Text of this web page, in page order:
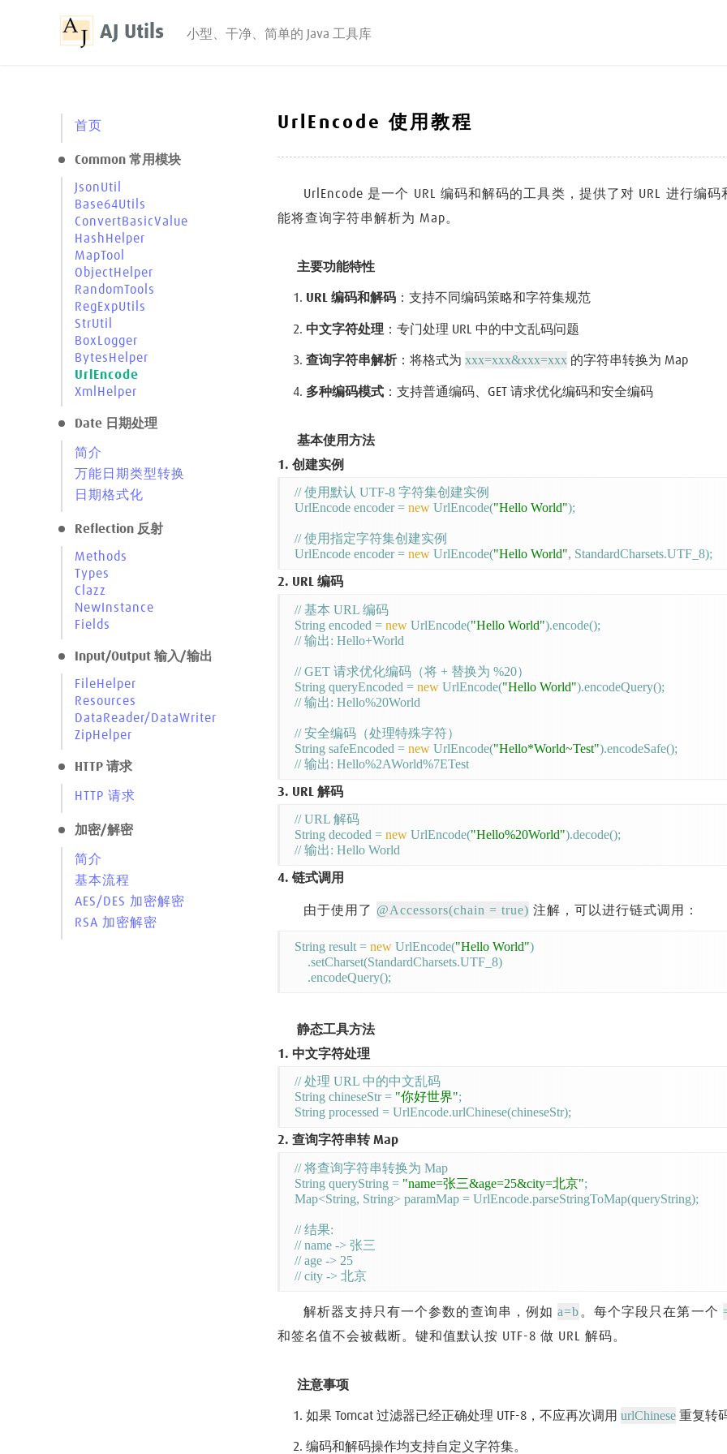
AJ Utils 小型、干净、简单的 Java 工具库
首页
Common 常用模块
JsonUtil
Base64Utils
ConvertBasicValue
HashHelper
MapTool
ObjectHelper
RandomTools
RegExpUtils
StrUtil
BoxLogger
BytesHelper
UrlEncode
XmlHelper
Date 日期处理
简介
万能日期类型转换
日期格式化
Reflection 反射
Methods
Types
Clazz
NewInstance
Fields
Input/Output 输入/输出
FileHelper
Resources
DataReader/DataWriter
ZipHelper
HTTP 请求
HTTP 请求
加密/解密
简介
基本流程
AES/DES 加密解密
RSA 加密解密
UrlEncode 使用教程
UrlEncode 是一个 URL 编码和解码的工具类，提供了对 URL 进行编
能将查询字符串解析为 Map。
主要功能特性
URL 编码和解码 ：支持不同编码策略和字符集规范
中文字符处理 ：专门处理 URL 中的中文乱码问题
查询字符串解析：将格式为 xxx=xxx&xxx=xxx 的字符串转换为 Map
多种编码模式 ：支持普通编码、GET 请求优化编码和安全编码
基本使用方法
1. 创建实例
// 使用默认 UTF-8 字符集创建实例
UrlEncode encoder = new UrlEncode("Hello World");
// 使用指定字符集创建实例
UrlEncode encoder = new UrlEncode("Hello World"
2. URL 编码
// 基本 URL 编码
String encoded = new UrlEncode("Hello World").encode();
// 输出: Hello+World
// GET 请求优化编码（将 + 替换为 %20）
String queryEncoded = new UrlEncode("Hello World").encodeQuery();
// 输出: Hello%20World
// 安全编码（处理特殊字符）
String safeEncoded = new UrlEncode("Hello*World~Test").encodeSafe();
// 输出: Hello%2AWorld%7ETest
3. URL 解码
// URL 解码
String decoded = new UrlEncode("Hello%20World").decode();
4. 链式调用
由于使用了 @Accessors(chain = true) 注解，可以进行链式调用：
String result = new UrlEncode("Hello World")
    .setCharset(StandardCharsets.UTF_8)
静态工具方法
1. 中文字符处理
// 处理 URL 中的中文乱码
String chineseStr = "你好世界";
2. 查询字符串转 Map
// 将查询字符串转换为 Map
String queryString = "name=张三&age=25&city=北京";
Map<String, String> paramMap = UrlEncode.parseStringToMap(queryString);
// 结果:
// name -> 张三
// age -> 25
// city -> 北京
解析器支持只有一个参数的查询串，例如a=b 。每个字段只在第一个
和签名值不会被截断。键和值默认按 UTF-8 做 URL 解码。
注意事项
如果 Tomcat 过滤器已经正确处理 UTF-8，不应再次调用 urlChinese 重复转
编码和解码操作均支持自定义字符集。